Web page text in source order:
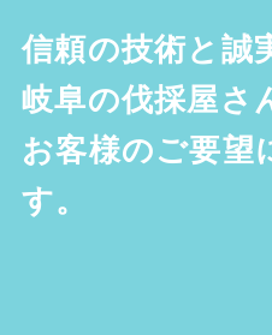
信頼の技術と誠
岐阜の伐採屋さ
お客様のご要望
す。